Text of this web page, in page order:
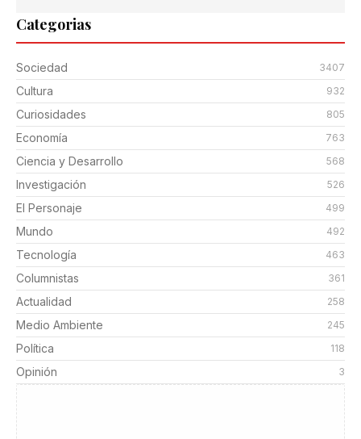
Categorias
Sociedad 3407
Cultura 932
Curiosidades 805
Economía 763
Ciencia y Desarrollo 568
Investigación 526
El Personaje 499
Mundo 492
Tecnología 463
Columnistas 361
Actualidad 258
Medio Ambiente 245
Política 118
Opinión 3